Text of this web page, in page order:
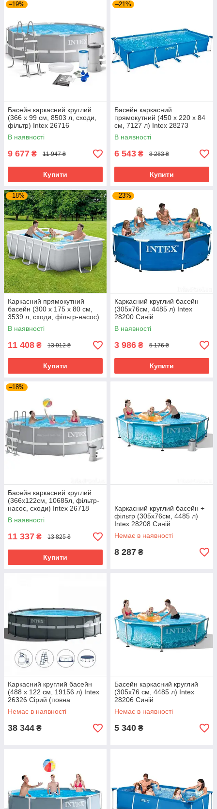
–19%
Басейн каркасний круглий
(366 x 99 см, 8503 л, сходи,
фільтр) Intex 26716
В наявності
9 677 ₴ 11 947 ₴
Купити
–21%
Басейн каркасний
прямокутний (450 x 220 x 84
см, 7127 л) Intex 28273
В наявності
6 543 ₴ 8 283 ₴
Купити
–18%
Каркасний прямокутний
басейн (300 x 175 x 80 см,
3539 л, сходи, фільтр-насос)
Intex 26784 Сірий
В наявності
11 408 ₴ 13 912 ₴
Купити
–23%
Каркасний круглий басейн
(305х76см, 4485 л) Intex
28200 Синій
В наявності
3 986 ₴ 5 176 ₴
Купити
–18%
Басейн каркасний круглий
(366x122см, 10685л, фільтр-
насос, сходи) Intex 26718
Сірий
В наявності
11 337 ₴ 13 825 ₴
Купити
Каркасний круглий басейн +
фільтр (305х76см, 4485 л)
Intex 28208 Синій
Немає в наявності
8 287 ₴
Каркасний круглий басейн
(488 x 122 см, 19156 л) Intex
26326 Сірий (повна
комплектація)
Немає в наявності
38 344 ₴
Басейн каркасний круглий
(305x76 см, 4485 л) Intex
28206 Синій
Немає в наявності
5 340 ₴